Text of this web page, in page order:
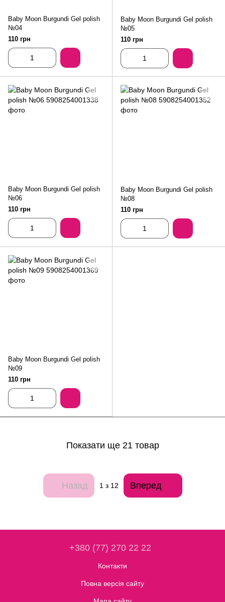
Baby Moon Burgundi Gel polish
№04
110 грн
Baby Moon Burgundi Gel polish
№05
110 грн
Baby Moon Burgundi Gel polish
№06
110 грн
Baby Moon Burgundi Gel polish
№08
110 грн
Baby Moon Burgundi Gel polish
№09
110 грн
Показати ще 21 товар
Назад 1 з 12 Вперед
+380 (77) 270 22 22
Контакти
Повна версія сайту